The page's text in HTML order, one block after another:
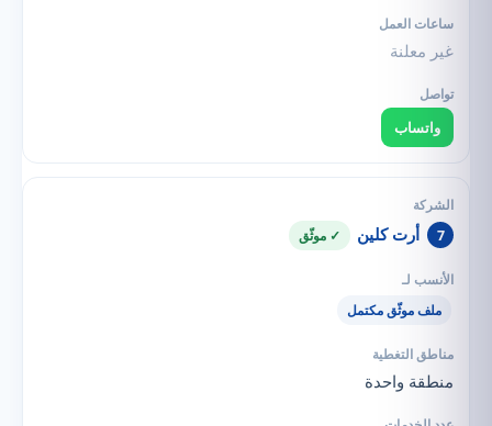
غير معلنة
واتساب
7 أرت كلين ✓ موثّق
ملف موثّق مكتمل
منطقة واحدة